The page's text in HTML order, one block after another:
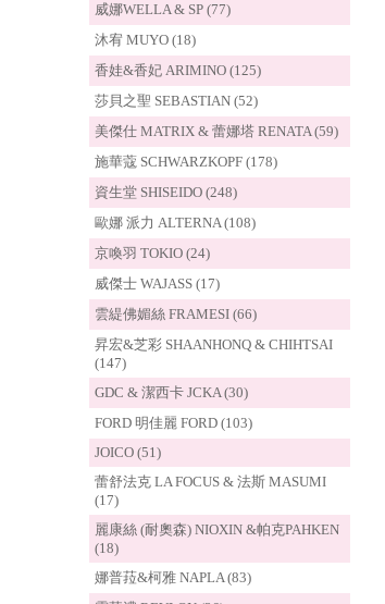
威娜WELLA & SP (77)
沐宥 MUYO (18)
香娃&香妃 ARIMINO (125)
莎貝之聖 SEBASTIAN (52)
美傑仕 MATRIX & 蕾娜塔 RENATA (59)
施華蔻 SCHWARZKOPF (178)
資生堂 SHISEIDO (248)
歐娜 派力 ALTERNA (108)
京喚羽 TOKIO (24)
威傑士 WAJASS (17)
雲緹佛媚絲 FRAMESI (66)
昇宏&芝彩 SHAANHONQ & CHIHTSAI
(147)
GDC & 潔西卡 JCKA (30)
FORD 明佳麗 FORD (103)
JOICO (51)
蕾舒法克 LA FOCUS & 法斯 MASUMI
(17)
麗康絲 (耐奧森) NIOXIN &帕克PAHKEN
(18)
娜普菈&柯雅 NAPLA (83)